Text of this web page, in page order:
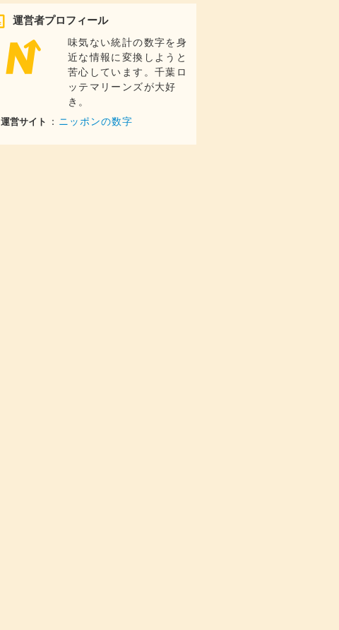
億円
50.2億円
123億円
72.2
108 億円
38.4億円
運営者プロフィール
味気ない統計の数字を身
近な情報に変換しようと
苦心しています。千葉ロ
ッテマリーンズが大好
き。
運営サイト ： ニッポンの数字